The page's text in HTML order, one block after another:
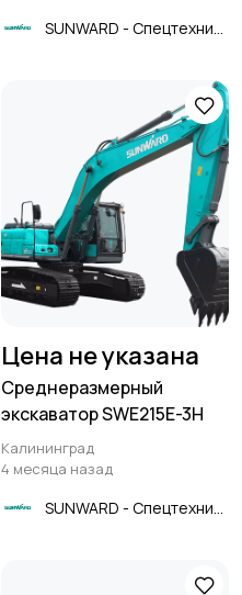
Цена не указана
Среднеразмерный
экскаватор SWE215E-3H
Калининград
4 месяца назад